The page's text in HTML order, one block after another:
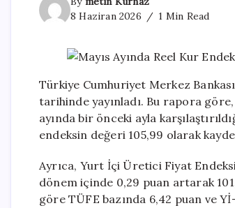
8 Haziran 2026
1 Min Read
Türkiye Cumhuriyet Merkez
tarihinde yayınladı. Bu rapora
ayında bir önceki ayla
endeksin değeri 105,99 olarak
Ayrıca, Yurt İçi Üretici Fiyat
dönem içinde 0,29 puan artarak
göre TÜFE bazında 6,42 puan ve